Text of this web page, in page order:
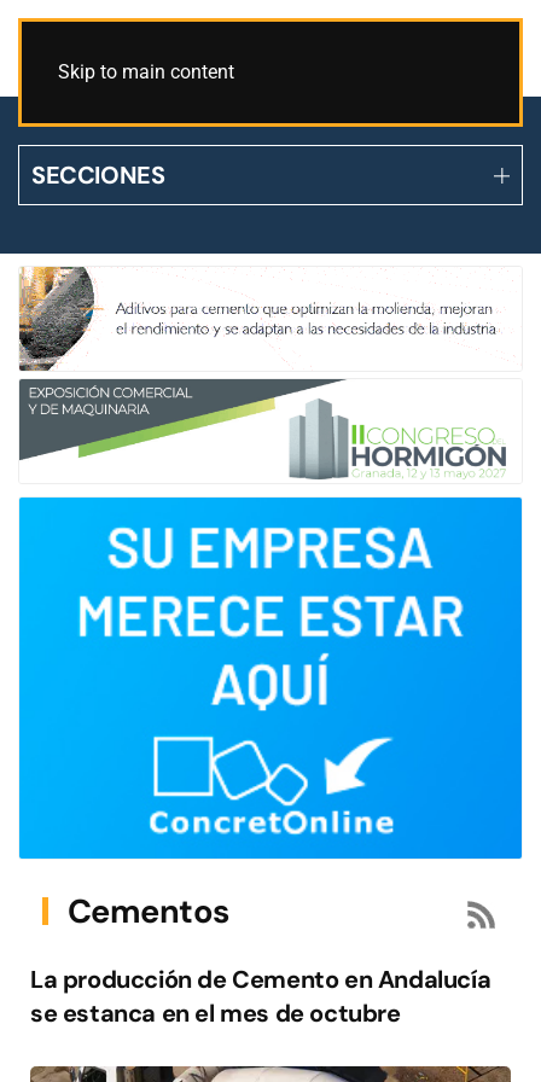
Skip to main content
SECCIONES
Cementos
La producción de Cemento en Andalucía
se estanca en el mes de octubre